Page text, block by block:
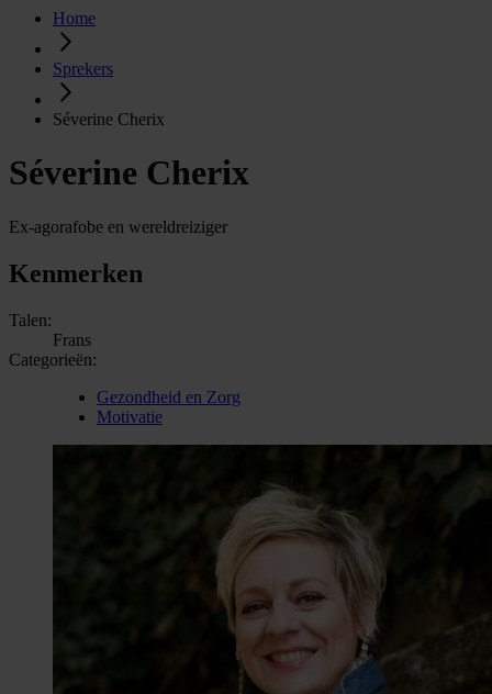
Home
Sprekers
Séverine Cherix
Séverine Cherix
Ex-agorafobe en wereldreiziger
Kenmerken
Talen:
Frans
Categorieën:
Gezondheid en Zorg
Motivatie